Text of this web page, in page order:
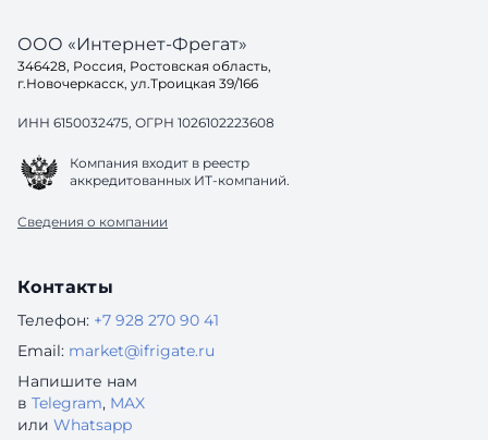
ООО «Интернет-Фрегат»
346428, Россия, Ростовская область,
г.Новочеркасск, ул.Троицкая 39/166
ИНН 6150032475, ОГРН 1026102223608
Компания входит в реестр
аккредитованных ИТ-компаний.
Сведения о компании
Контакты
Телефон: +7 928 270 90 41
Email: market@ifrigate.ru
Напишите нам
в Telegram, MAX
или Whatsapp